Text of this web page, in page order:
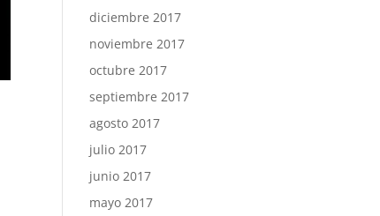
diciembre 2017
noviembre 2017
octubre 2017
septiembre 2017
agosto 2017
julio 2017
junio 2017
mayo 2017